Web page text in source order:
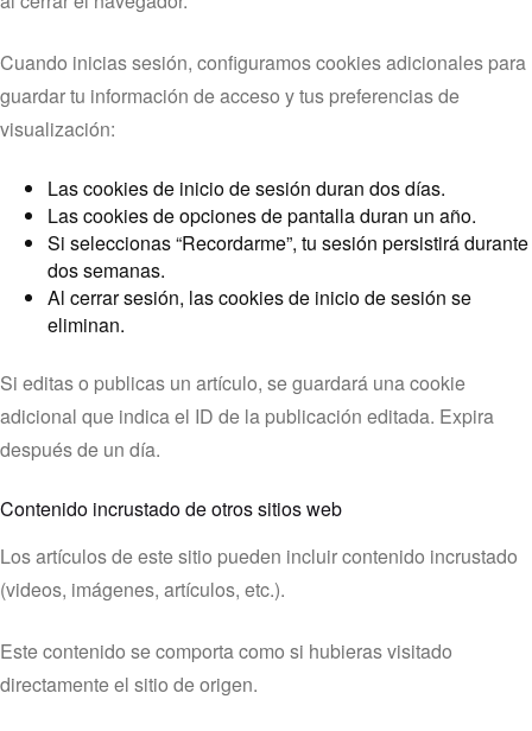
Cuando inicias sesión, configuramos cookies adicionales para
guardar tu información de acceso y tus preferencias de
visualización:
Las cookies de inicio de sesión duran dos días.
Las cookies de opciones de pantalla duran un año.
Si seleccionas “Recordarme”, tu sesión persistirá durante
dos semanas.
Al cerrar sesión, las cookies de inicio de sesión se
eliminan.
Si editas o publicas un artículo, se guardará una cookie
adicional que indica el ID de la publicación editada. Expira
después de un día.
Contenido incrustado de otros sitios web
Los artículos de este sitio pueden incluir contenido incrustado
(videos, imágenes, artículos, etc.).
Este contenido se comporta como si hubieras visitado
directamente el sitio de origen.